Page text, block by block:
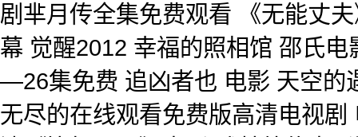
剧芈月传全集免费观看 《无能丈
幕 觉醒2012 幸福的照相馆 邵氏
—26集免费 追凶者也 电影 天空的
无尽的在线观看免费版高清电视